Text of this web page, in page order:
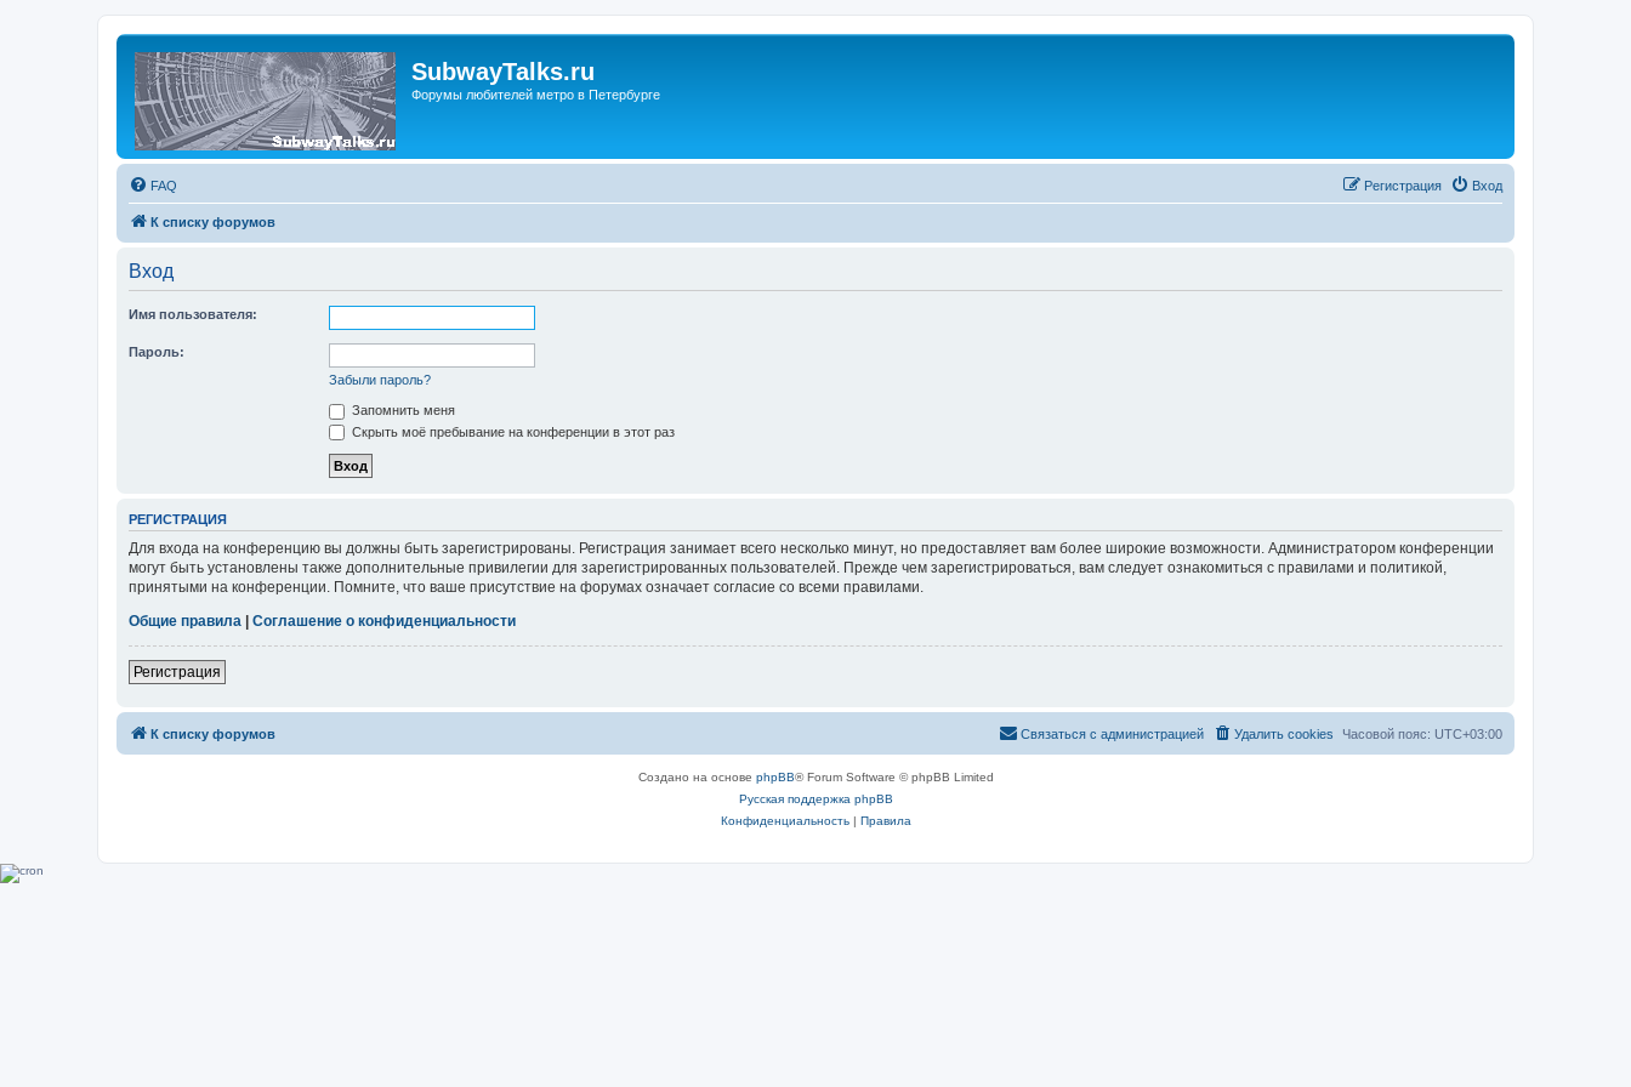
SubwayTalks.ru
Форумы любителей метро в Петербурге
FAQ Вход
Регистрация
К списку форумов
Вход
Имя пользователя:
Пароль:
Забыли пароль?
Запомнить меня
Скрыть моё пребывание на конференции в этот раз
РЕГИСТРАЦИЯ
Для входа на конференцию вы должны быть зарегистрированы. Регистрация занимает всего несколько минут, но предоставляет вам более широкие возможности. Администратором конференции
могут быть установлены также дополнительные привилегии для зарегистрированных пользователей. Прежде чем зарегистрироваться, вам следует ознакомиться с правилами и политикой,
принятыми на конференции. Помните, что ваше присутствие на форумах означает согласие со всеми правилами.
Общие правила | Соглашение о конфиденциальности
Регистрация
К списку форумов Часовой пояс: UTC+03:00
Удалить cookies
Связаться с администрацией
Создано на основе phpBB® Forum Software © phpBB Limited
Русская поддержка phpBB
Конфиденциальность| Правила